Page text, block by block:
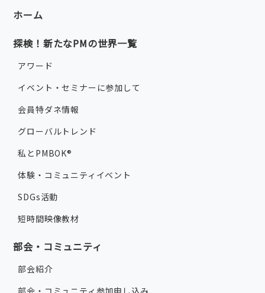
ホーム
探検！新たなPMの世界一覧
アワード
イベント・セミナーに参加して
会員特ダネ情報
グローバルトレンド
私とPMBOK®
体験・コミュニティイベント
SDGs活動
短時間映像教材
部会・コミュニティ
部会紹介
部会・コミュニティ参加申し込み